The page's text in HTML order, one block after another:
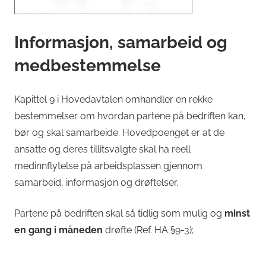
Informasjon, samarbeid og
medbestemmelse
Kapittel 9 i Hovedavtalen omhandler en rekke
bestemmelser om hvordan partene på bedriften kan,
bør og skal samarbeide. Hovedpoenget er at de
ansatte og deres tillitsvalgte skal ha reell
medinnflytelse på arbeidsplassen gjennom
samarbeid, informasjon og drøftelser.
Partene på bedriften skal så tidlig som mulig og minst
en gang i måneden drøfte (Ref. HA §9-3);